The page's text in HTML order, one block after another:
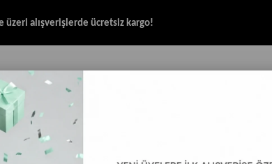
üzeri alışverişlerde ücretsiz kargo!
AKSESUAR HALAT & İP SANDALET
2 Trek Kadın Outdoor Ayakkabı - Beyaz / Pembe